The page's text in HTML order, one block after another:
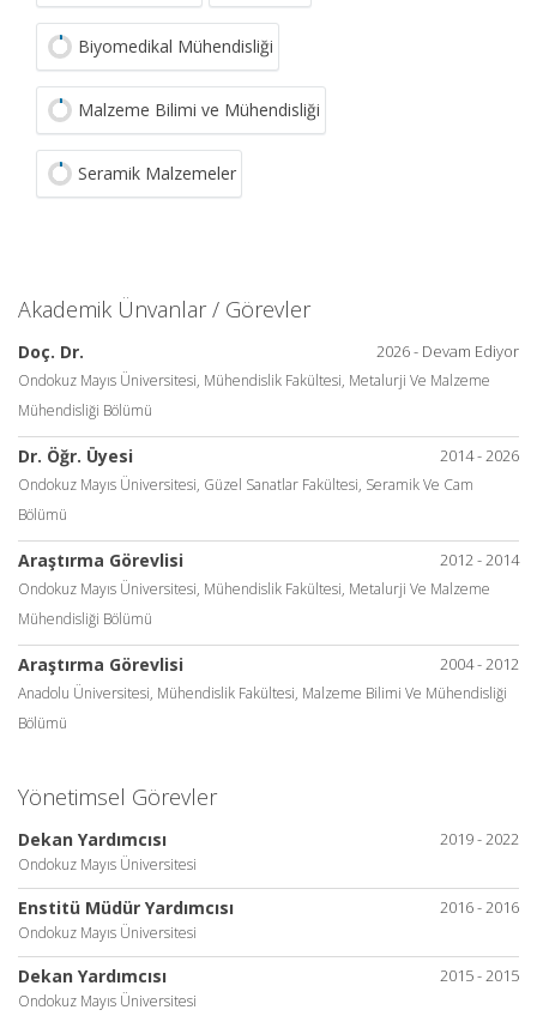
Biyomedikal Mühendisliği
Malzeme Bilimi ve Mühendisliği
Seramik Malzemeler
Akademik Ünvanlar / Görevler
2026 - Devam Ediyor
Doç. Dr.
Ondokuz Mayıs Üniversitesi, Mühendislik Fakültesi, Metalurji Ve Malzeme
Mühendisliği Bölümü
2014 - 2026
Dr. Öğr. Üyesi
Ondokuz Mayıs Üniversitesi, Güzel Sanatlar Fakültesi, Seramik Ve Cam
Bölümü
2012 - 2014
Araştırma Görevlisi
Ondokuz Mayıs Üniversitesi, Mühendislik Fakültesi, Metalurji Ve Malzeme
Mühendisliği Bölümü
2004 - 2012
Araştırma Görevlisi
Anadolu Üniversitesi, Mühendislik Fakültesi, Malzeme Bilimi Ve Mühendisliği
Bölümü
Yönetimsel Görevler
2019 - 2022
Dekan Yardımcısı
Ondokuz Mayıs Üniversitesi
2016 - 2016
Enstitü Müdür Yardımcısı
Ondokuz Mayıs Üniversitesi
2015 - 2015
Dekan Yardımcısı
Ondokuz Mayıs Üniversitesi